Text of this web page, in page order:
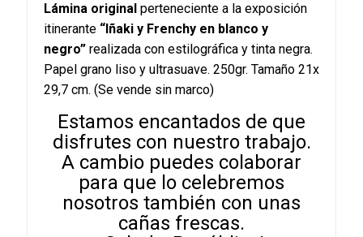
Lámina original perteneciente a la exposición
itinerante “Iñaki y Frenchy en blanco y
negro” realizada con estilográfica y tinta negra.
Papel grano liso y ultrasuave. 250gr. Tamaño 21x
29,7 cm. (Se vende sin marco)
Estamos encantados de que
disfrutes con nuestro trabajo.
A cambio puedes colaborar
para que lo celebremos
nosotros también con unas
cañas frescas.